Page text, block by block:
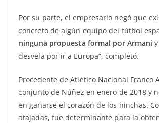
Por su parte, el empresario negó que
concreto de algún equipo del fútbol
ninguna propuesta formal por Armani
desvela por ir a Europa”, completó.
Procedente de Atlético Nacional Franco
conjunto de Núñez en enero de 2018 y
en ganarse el corazón de los hinchas.
atajadas, fue determinante para la